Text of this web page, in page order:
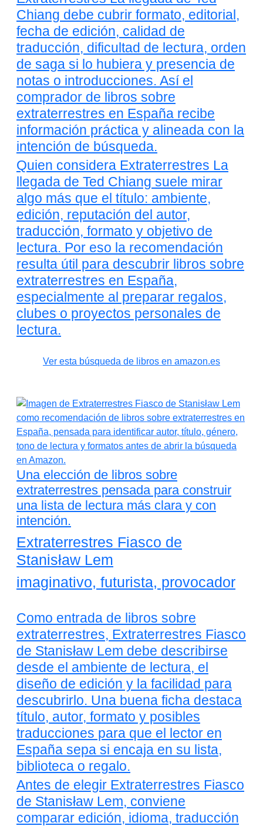
Chiang debe cubrir formato, editorial,
fecha de edición, calidad de
traducción, dificultad de lectura, orden
de saga si lo hubiera y presencia de
notas o introducciones. Así el
comprador de libros sobre
extraterrestres en España recibe
información práctica y alineada con la
intención de búsqueda.
Quien considera Extraterrestres La
llegada de Ted Chiang suele mirar
algo más que el título: ambiente,
edición, reputación del autor,
traducción, formato y objetivo de
lectura. Por eso la recomendación
resulta útil para descubrir libros sobre
extraterrestres en España,
especialmente al preparar regalos,
clubes o proyectos personales de
lectura.
Ver esta búsqueda de libros en amazon.es
Una elección de libros sobre
extraterrestres pensada para construir
una lista de lectura más clara y con
intención.
Extraterrestres Fiasco de
Stanisław Lem
imaginativo, futurista, provocador
Como entrada de libros sobre
extraterrestres, Extraterrestres Fiasco
de Stanisław Lem debe describirse
desde el ambiente de lectura, el
diseño de edición y la facilidad para
descubrirlo. Una buena ficha destaca
título, autor, formato y posibles
traducciones para que el lector en
España sepa si encaja en su lista,
biblioteca o regalo.
Antes de elegir Extraterrestres Fiasco
de Stanisław Lem, conviene
comparar edición, idioma, traducción